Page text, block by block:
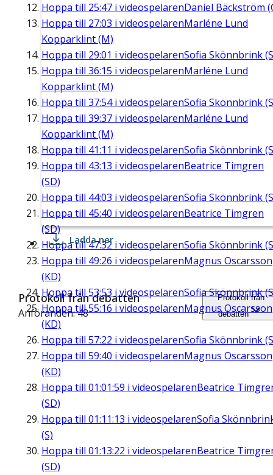
Hoppa till 25:47 i videospelarenDaniel Bäckström
Hoppa till 27:03 i videospelarenMarléne Lund
Kopparklint (M)
Hoppa till 29:01 i videospelarenSofia Skönnbrink
Hoppa till 36:15 i videospelarenMarléne Lund
Kopparklint (M)
Hoppa till 37:54i videospelarenSofia Skönnbrink
Hoppa till 39:37 i videospelarenMarléne Lund
Kopparklint (M)
Hoppa till 41:11 i videospelarenSofia Skönnbrink
Hoppa till 43:13 i videospelarenBeatrice Timgren
(SD)
Hoppa till 44:03 i videospelarenSofia Skönnbrink
Hoppa till 45:40 i videospelarenBeatrice Timgren
(SD)
Hoppa till47:32 i videospelarenSofia Skönnbrink
Hoppa till 49:26 i videospelarenMagnus Oscarsson
(KD)
Hoppa till 53:53 i videospelarenSofia Skönnbrink
Hoppa till55:16 i videospelarenMagnus Oscarsson
(KD)
Hoppa till 57:22 i videospelarenSofia Skönnbrink
Hoppa till 59:40 i videospelarenMagnus Oscarsson
(KD)
Hoppa till 01:01:59 i videospelarenBeatrice
(SD)
Hoppa till 01:11:13 i videospelarenSofia
(S)
Hoppa till 01:13:22 i videospelarenBeatrice
(SD)
Ladda ner
Protokoll från debatten
Anföranden: 48
Protokoll från
debatten